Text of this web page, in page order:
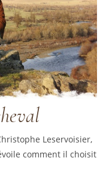
Leservoisier,
comment il choisit